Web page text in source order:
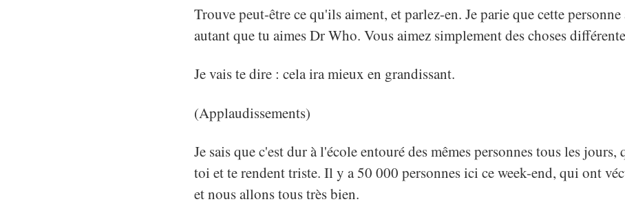
Trouve peut-être ce qu'ils aiment, et parlez-en. Je parie que cette
autant que tu aimes Dr Who. Vous aimez simplement des choses
Je vais te dire : cela ira mieux en grandissant.
(Applaudissements)
Je sais que c'est dur à l'école entouré des mêmes personnes tous les jours,
toi et te rendent triste. Il y a 50 000 personnes ici ce week-end, qui ont
et nous allons tous très bien.